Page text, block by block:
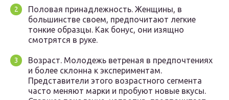
Половая принадлежность. Женщины, в
большинстве своем, предпочитают легкие
тонкие образцы. Как бонус, они изящно
смотрятся в руке.
Возраст. Молодежь ветреная в предпочтениях
и более склонна к экспериментам.
Представители этого возрастного сегмента
часто меняют марки и пробуют новые вкусы.